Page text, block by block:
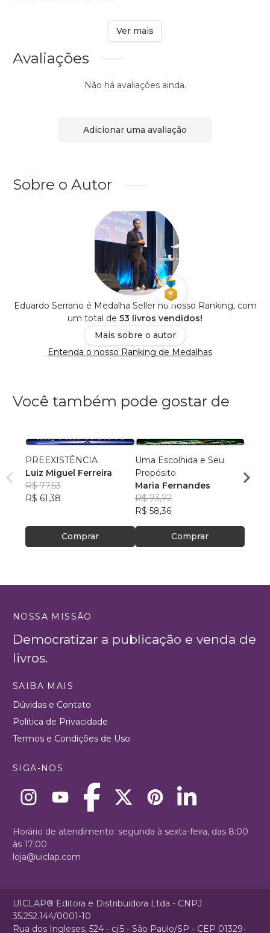
Ver mais
Avaliações
Não há avaliações ainda.
Adicionar uma avaliação
Sobre o Autor
Eduardo Serrano é Medalha Seller no nosso Ranking, com
um total de 53 livros vendidos!
Mais sobre o autor
Entenda o nosso Ranking de Medalhas
Você também pode gostar de
PREEXISTÊNCIA
Luiz Miguel Ferreira
R$ 77,53
R$ 61,38
Comprar
Uma Escolhida e Seu
Propósito
Maria Fernandes
R$ 73,72
R$ 58,36
Comprar
DOR
NOSSA MISSÃO
Democratizar a publicação e venda de
livros.
SAIBA MAIS
Dúvidas e Contato
Política de Privacidade
Termos e Condições de Uso
SIGA-NOS
Horário de atendimento: segunda à sexta-feira, das 8:00
às 17:00
loja@uiclap.com
UICLAP® Editora e Distribuidora Ltda - CNPJ
35.252.144/0001-10
Rua dos Ingleses, 524 - cj.5 - São Paulo/SP - CEP 01329-